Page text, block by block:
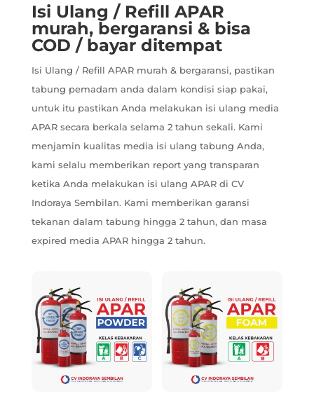
Isi Ulang / Refill APAR
murah, bergaransi & bisa
COD / bayar ditempat
Isi Ulang / Refill APAR murah & bergaransi, pastikan
tabung pemadam anda dalam kondisi siap pakai,
untuk itu pastikan Anda melakukan isi ulang media
APAR secara berkala selama 2 tahun sekali. Kami
menjamin kualitas media isi ulang tabung Anda,
kami selalu memberikan report yang transparan
ketika Anda melakukan isi ulang APAR di CV
Indoraya Sembilan. Kami memberikan garansi
tekanan dalam tabung hingga 2 tahun, dan masa
expired media APAR hingga 2 tahun.